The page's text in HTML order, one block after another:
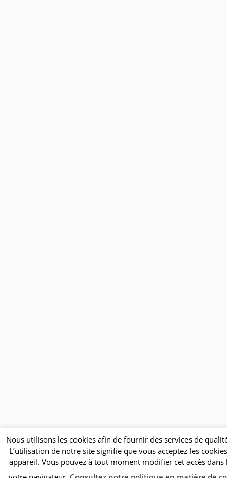
Nous utilisons les cookies afin de fournir des services de
L’utilisation de notre site signifie que vous acceptez les
appareil. Vous pouvez à tout moment modifier cet accès dans